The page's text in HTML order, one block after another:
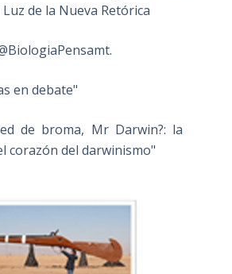
Luz de la Nueva Retórica
en debate"
de broma, Mr Darwin?: la
corazón del darwinismo"